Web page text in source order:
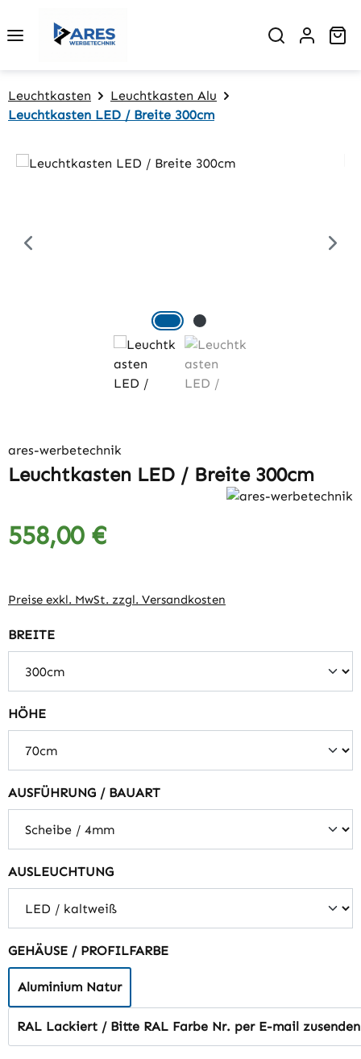
Leuchtkasten
Leuchtkasten Alu
Leuchtkasten LED / Breite 300cm
Bildergalerie überspringen
ares-werbetechnik
Leuchtkasten LED / Breite 300cm
Regulärer Preis:
558,00 €
Preise exkl. MwSt. zzgl. Versandkosten
BREITEauswählen
HÖHEauswählen
AUSFÜHRUNG / BAUARTauswählen
AUSLEUCHTUNGauswählen
GEHÄUSE / PROFILFARBEauswählen
Aluminium Natur
RAL Lackiert / Bitte RAL Farbe Nr. per E-mail